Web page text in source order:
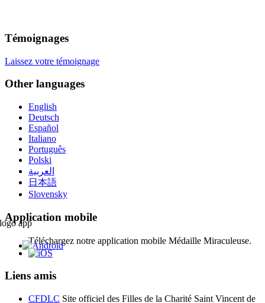
Témoignages
Laissez votre témoignage
Other languages
English
Deutsch
Español
Italiano
Português
Polski
العربية
日本語
Slovensky
Application mobile
Téléchargez notre application mobile Médaille Miraculeuse.
Liens amis
CFDLC Site officiel des Filles de la Charité Saint Vincent de